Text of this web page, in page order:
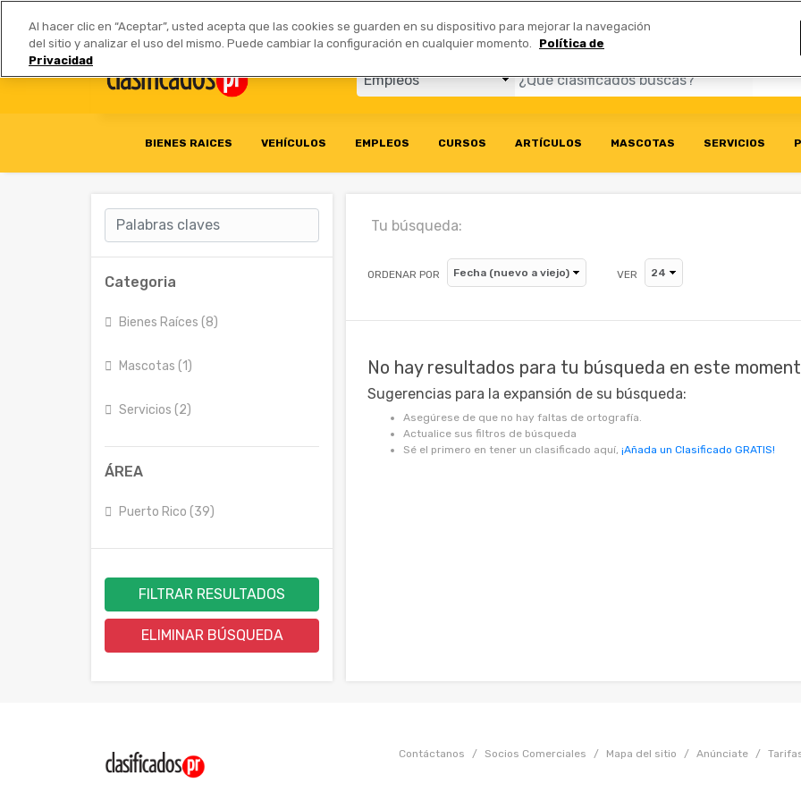
Anúnciate | Tarifas Socios Comerciales
BIENES RAICES VEHÍCULOS EMPLEOS CURSOS ARTÍCULOS MASCOTAS SERVICIOS
Categoria
Bienes Raíces (8)
Mascotas (1)
Servicios (2)
ÁREA
Puerto Rico (39)
FILTRAR RESULTADOS
ELIMINAR BÚSQUEDA
Tu búsqueda:
ORDENAR POR VER
No hay resultados para tu búsqueda en este
Sugerencias para la expansión de su búsqueda:
Asegúrese de que no hay faltas de ortografía.
Actualice sus filtros de búsqueda
Sé el primero en tener un clasificado aquí, ¡Añada un Clasificado GRATIS!
Contáctanos / Socios Comerciales / Mapa del sitio / Anúnciate /
Al hacer clic en “Aceptar”, usted acepta que las cookies se guarden en su dispositivo para mejorar la navegación
del sitio y analizar el uso del mismo. Puede cambiar la configuración en cualquier momento.
Política de
Privacidad